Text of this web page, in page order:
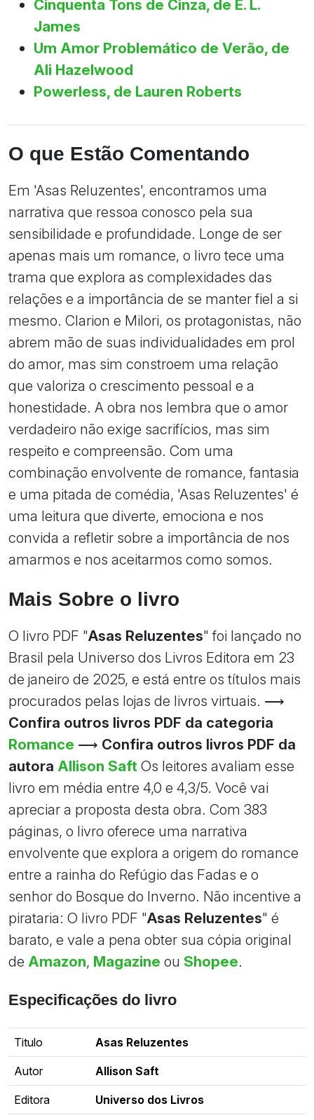
Cinquenta Tons de Cinza, de E. L.
James
Um Amor Problemático de Verão, de
Ali Hazelwood
Powerless, de Lauren Roberts
O que Estão Comentando
Em 'Asas Reluzentes', encontramos uma
narrativa que ressoa conosco pela sua
sensibilidade e profundidade. Longe de ser
apenas mais um romance, o livro tece uma
trama que explora as complexidades das
relações e a importância de se manter fiel a si
mesmo. Clarion e Milori, os protagonistas, não
abrem mão de suas individualidades em prol
do amor, mas sim constroem uma relação
que valoriza o crescimento pessoal e a
honestidade. A obra nos lembra que o amor
verdadeiro não exige sacrifícios, mas sim
respeito e compreensão. Com uma
combinação envolvente de romance, fantasia
e uma pitada de comédia, 'Asas Reluzentes' é
uma leitura que diverte, emociona e nos
convida a refletir sobre a importância de nos
amarmos e nos aceitarmos como somos.
Mais Sobre o livro
O livro PDF "Asas Reluzentes" foi lançado no
Brasil pela Universo dos Livros Editora em 23
de janeiro de 2025, e está entre os títulos mais
procurados pelas lojas de livros virtuais. ⟶
Confira outros livros PDF da categoria
Romance ⟶ Confira outros livros PDF da
autora Allison Saft Os leitores avaliam esse
livro em média entre 4,0 e 4,3/5. Você vai
apreciar a proposta desta obra. Com 383
páginas, o livro oferece uma narrativa
envolvente que explora a origem do romance
entre a rainha do Refúgio das Fadas e o
senhor do Bosque do Inverno. Não incentive a
pirataria: O livro PDF "Asas Reluzentes" é
barato, e vale a pena obter sua cópia original
de Amazon, Magazine ou Shopee.
Especificações do livro
Titulo Asas Reluzentes
Autor Allison Saft
Editora Universo dos Livros